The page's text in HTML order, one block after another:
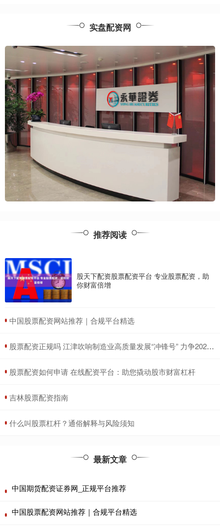
实盘配资网
推荐阅读
股天下配资股票配资平台 专业股票配资，助
你财富倍增
​中国股票配资网站推荐｜合规平台精选
​股票配资正规吗 江津吹响制造业高质量发展“冲锋号” 力争2027年战略性新兴产业总产值突破800亿元
​股票配资如何申请 在线配资平台：助您撬动股市财富杠杆
​吉林股票配资指南
​什么叫股票杠杆？通俗解释与风险须知
最新文章
中国期货配资证券网_正规平台推荐
中国股票配资网站推荐｜合规平台精选